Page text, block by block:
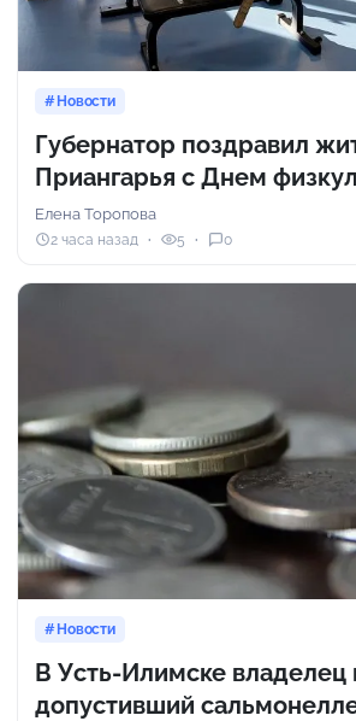
Новости
Губернатор поздравил
Приангарья с Днем
Елена Торопова
2 часа назад 5 0
Новости
В Усть-Илимске владелец
допустивший